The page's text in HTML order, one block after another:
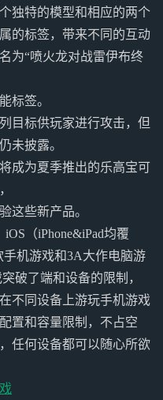
独特的模型和相应的两个
的标签，带来不同的互动
为“喷火龙对战雷伊布终
标签。
目标供玩家进行攻击，但
未披露。
成为夏季推出的乐高宝可
这些新产品。
（iPhone&iPad均覆
机游戏和3A大作电脑游
破了端和设备的限制，
不同设备上游玩手机游戏
置和容量限制，不占空
任何设备都可以随心所欲